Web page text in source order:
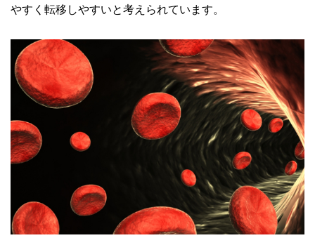
やすく転移しやすいと考えられています。